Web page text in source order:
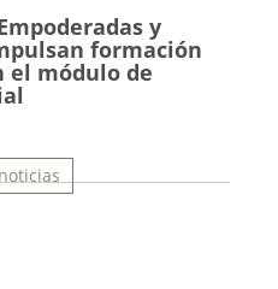
y
formación
el módulo de